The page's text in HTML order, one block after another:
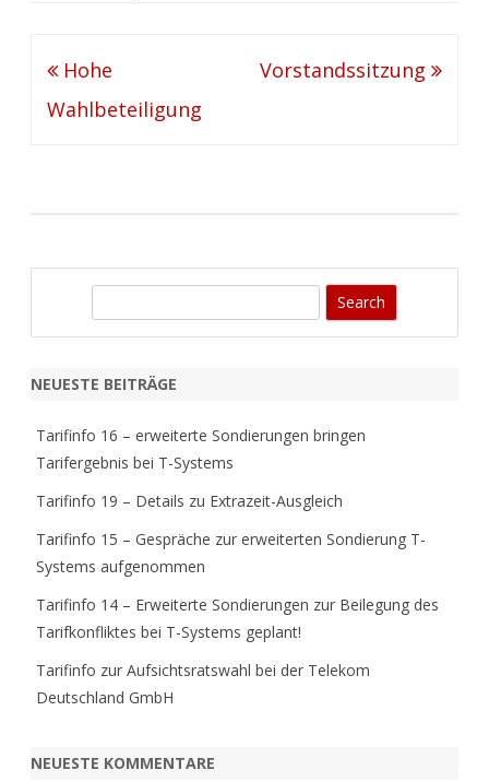
Beitragsnavigation
Hohe
Wahlbeteiligung
Vorstandssitzung
r
h
NEUESTE BEITRÄGE
Tarifinfo 16 – erweiterte Sondierungen bringen
Tarifergebnis bei T-Systems
Tarifinfo 19 – Details zu Extrazeit-Ausgleich
Tarifinfo 15 – Gespräche zur erweiterten Sondierung T-
Systems aufgenommen
Tarifinfo 14 – Erweiterte Sondierungen zur Beilegung des
Tarifkonfliktes bei T-Systems geplant!
Tarifinfo zur Aufsichtsratswahl bei der Telekom
Deutschland GmbH
NEUESTE KOMMENTARE